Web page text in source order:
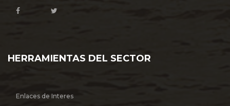
HERRAMIENTAS DEL SECTOR
Enlaces de Interes